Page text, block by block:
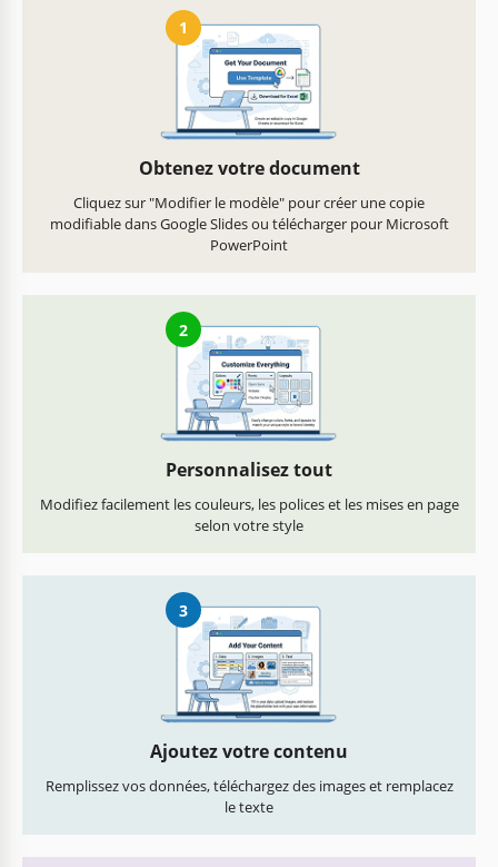
1
Obtenez votre document
Cliquez sur "Modifier le modèle" pour créer une copie
modifiable dans Google Slides ou télécharger pour Microsoft
PowerPoint
2
Personnalisez tout
Modifiez facilement les couleurs, les polices et les mises en page
selon votre style
3
Ajoutez votre contenu
Remplissez vos données, téléchargez des images et remplacez
le texte